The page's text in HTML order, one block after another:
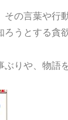
その言葉や行
うとする貪
ぶりや、物語